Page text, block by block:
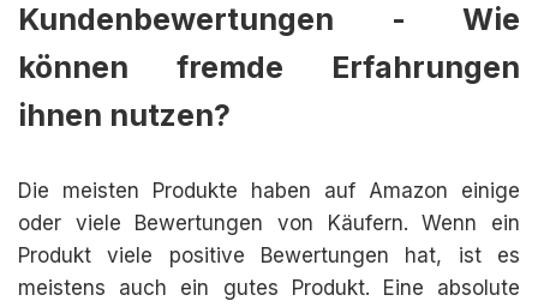
Kundenbewertungen - Wie
können fremde Erfahrungen
ihnen nutzen?
Die meisten Produkte haben auf Amazon einige
oder viele Bewertungen von Käufern. Wenn ein
Produkt viele positive Bewertungen hat, ist es
meistens auch ein gutes Produkt. Eine absolute